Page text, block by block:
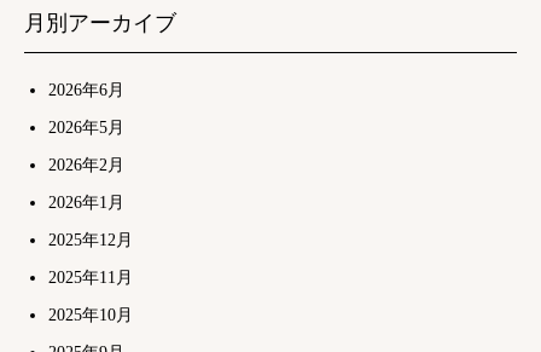
月別アーカイブ
2026年6月
2026年5月
2026年2月
2026年1月
2025年12月
2025年11月
2025年10月